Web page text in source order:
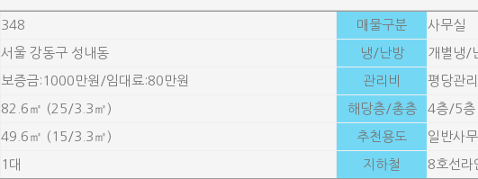
348 매물구분 사무실
서울 강동구 성내동 냉/난방 개별냉/
보증금:1000만원/임대료:80만원 관리비 평당관
82.6㎡ (25/3.3㎡) 해당층/총층 4층/5층
49.6㎡ (15/3.3㎡) 추천용도 일반사
1대 지하철 8호선라